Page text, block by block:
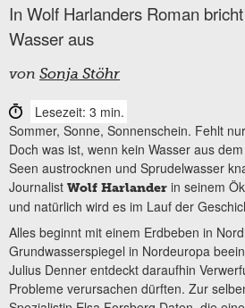
In Wolf Harlanders Roman
Wasser aus
von Sonja Stöhr
Lesezeit: 3 min.
Sommer, Sonne, Sonnenschein. Fehlt
Doch was ist, wenn kein Wasser aus
Seen austrocknen und Sprudelwasser
Journalist Wolf Harlander in seinem
und natürlich wird es im Lauf der
Alles beginnt mit einem Erdbeben in
Grundwasserspiegel in Nordeuropa
Julius Denner entdeckt daraufhin
Probleme verursachen dürften. Zur